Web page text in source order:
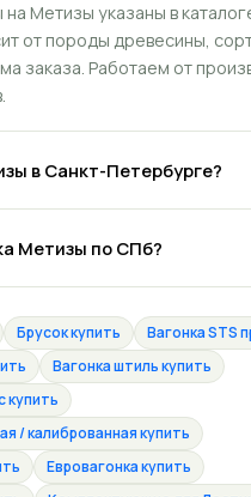
Метизы указаны в
от породы древесины,
заказа. Работаем от
в Санкт-Петербурге?
Метизы по СПб?
Брусок купить
Вагонка STS
Вагонка штиль купить
купить
/ калиброванная купить
Евровагонка купить